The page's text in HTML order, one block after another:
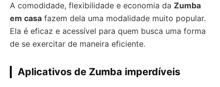
A comodidade, flexibilidade e economia da Zumba
em casa fazem dela uma modalidade muito popular.
Ela é eficaz e acessível para quem busca uma forma
de se exercitar de maneira eficiente.
Aplicativos de Zumba imperdíveis